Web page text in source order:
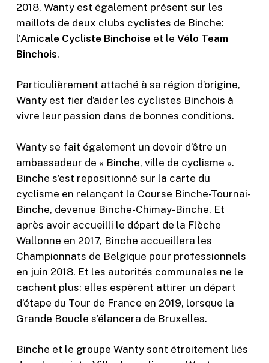
2018, Wanty est également présent sur les
maillots de deux clubs cyclistes de Binche:
l’Amicale Cycliste Binchoise et le Vélo Team
Binchois.
Particulièrement attaché à sa région d’origine,
Wanty est fier d’aider les cyclistes Binchois à
vivre leur passion dans de bonnes conditions.
Wanty se fait également un devoir d’être un
ambassadeur de « Binche, ville de cyclisme ».
Binche s’est repositionné sur la carte du
cyclisme en relançant la Course Binche-Tournai-
Binche, devenue Binche-Chimay-Binche. Et
après avoir accueilli le départ de la Flèche
Wallonne en 2017, Binche accueillera les
Championnats de Belgique pour professionnels
en juin 2018. Et les autorités communales ne le
cachent plus: elles espèrent attirer un départ
d’étape du Tour de France en 2019, lorsque la
Grande Boucle s’élancera de Bruxelles.
Binche et le groupe Wanty sont étroitement liés